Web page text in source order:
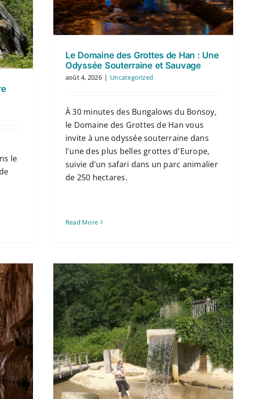
le
Le Domaine des Grottes de Han : Une
Odyssée Souterraine et Sauvage
août 4, 2026 | Uncategorized
À 30 minutes des Bungalows du Bonsoy,
le Domaine des Grottes de Han vous
invite à une odyssée souterraine dans
l'une des plus belles grottes d'Europe,
suivie d'un safari dans un parc animalier
de 250 hectares.
Read More